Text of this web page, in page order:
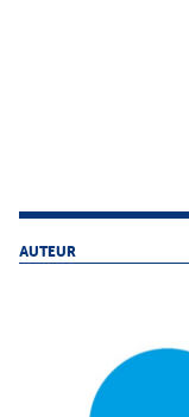
AUTEUR